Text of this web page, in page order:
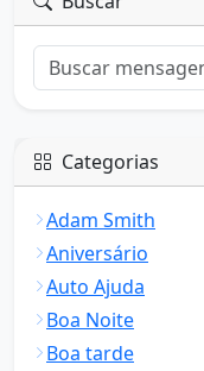
Categorias
Adam Smith
Aniversário
Auto Ajuda
Boa Noite
Boa tarde